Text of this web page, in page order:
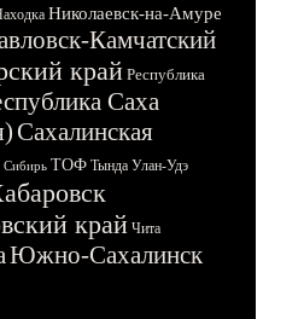
Николаевск-на-Амуре
Камчатский
крайРеспублика
Саха
Сахалинская
Сибирь ТОФ Тында Улан-Удэ
край Чита
Южно-Сахалинск